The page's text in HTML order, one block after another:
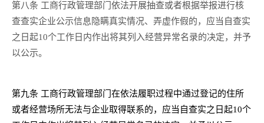
第八条 工商行政管理部门依法开展抽查或者根据举报进行核
查查实企业公示信息隐瞒真实情况、弄虚作假的，应当自查实
之日起10个工作日内作出将其列入经营异常名录的决定，并予
以公示。
第九条 工商行政管理部门在依法履职过程中通过登记的住所
或者经营场所无法与企业取得联系的，应当自查实之日起10个